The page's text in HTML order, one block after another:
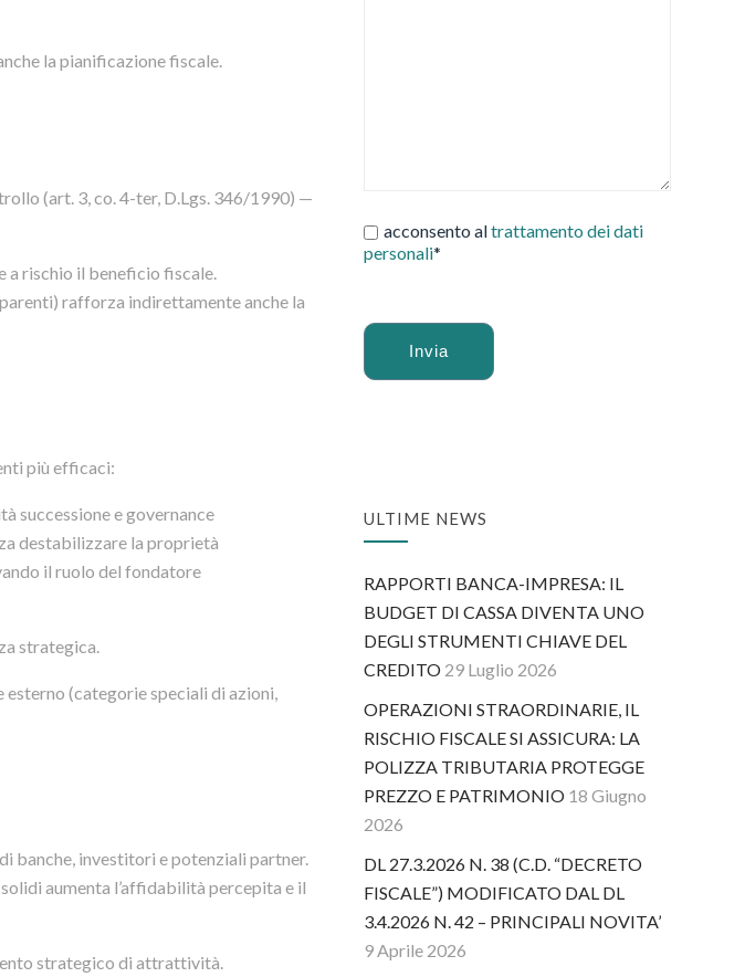
la pianificazione fiscale.
(art. 3, co. 4-ter, D.Lgs. 346/1990) —
a rischio il beneficio fiscale.
rafforza indirettamente anche la
più efficaci:
successione e governance
destabilizzare la proprietà
il ruolo del fondatore
strategica.
(categorie speciali di azioni,
banche, investitori e potenziali partner.
aumenta l’affidabilità percepita e il
strategico di attrattività.
acconsento altrattamento dei dati
personali*
ULTIME NEWS
RAPPORTI BANCA-IMPRESA: IL
BUDGET DI CASSA DIVENTA UNO
DEGLI STRUMENTI CHIAVE DEL
CREDITO 29 Luglio 2026
OPERAZIONI STRAORDINARIE, IL
RISCHIO FISCALE SI ASSICURA: LA
POLIZZA TRIBUTARIA PROTEGGE
PREZZO E PATRIMONIO 18 Giugno
2026
DL 27.3.2026 N. 38 (C.D. “DECRETO
FISCALE”) MODIFICATO DAL DL
3.4.2026 N. 42 – PRINCIPALI NOVITA’
9 Aprile 2026